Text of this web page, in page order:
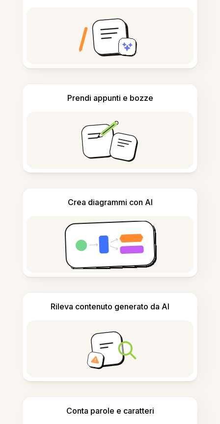
Prendi appunti e bozze
Crea diagrammi con AI
Rileva contenuto generato da AI
Conta parole e caratteri